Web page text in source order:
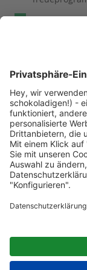
Experten
Folgen Sie
* Alle Preise inkl.
Versandkosten